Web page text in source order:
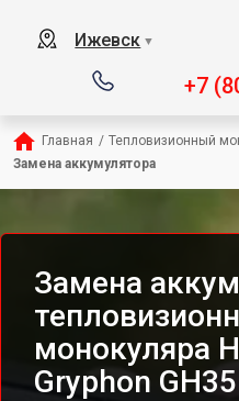
Ижевск ▼
+7
Главная / Тепловизионный
Замена аккумулятора
Замена
монокуляра
Gryphon